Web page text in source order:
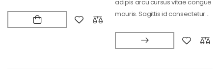
adipis arcu cursus vitae congue
mauris. Sagittis id consectetur